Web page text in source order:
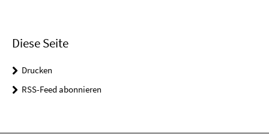
Diese Seite
Drucken
RSS-Feed abonnieren